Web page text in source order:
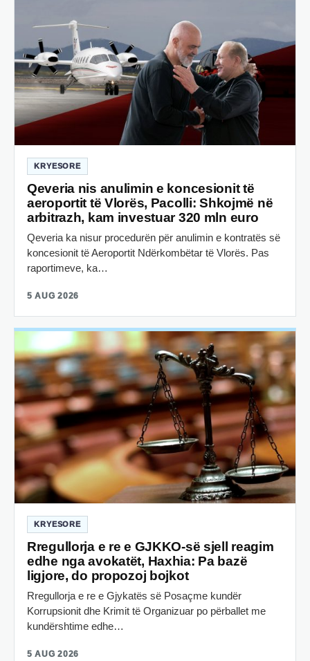
KRYESORE
Qeveria nis anulimin e koncesionit të
aeroportit të Vlorës, Pacolli: Shkojmë në
arbitrazh, kam investuar 320 mln euro
Qeveria ka nisur procedurën për anulimin e kontratës së
koncesionit të Aeroportit Ndërkombëtar të Vlorës. Pas
raportimeve, ka…
5 AUG 2026
KRYESORE
Rregullorja e re e GJKKO-së sjell reagim
edhe nga avokatët, Haxhia: Pa bazë
ligjore, do propozoj bojkot
Rregullorja e re e Gjykatës së Posaçme kundër
Korrupsionit dhe Krimit të Organizuar po përballet me
kundërshtime edhe…
5 AUG 2026